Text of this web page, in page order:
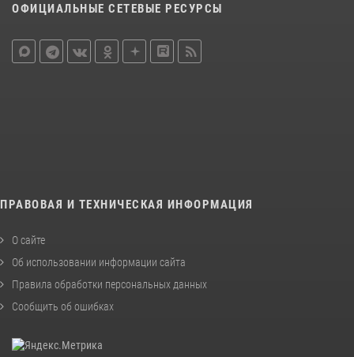
ОФИЦИАЛЬНЫЕ СЕТЕВЫЕ РЕСУРСЫ
ПРАВОВАЯ И ТЕХНИЧЕСКАЯ ИНФОРМАЦИЯ
О сайте
Об использовании информации сайта
Правила обработки персональных данных
Сообщить об ошибках